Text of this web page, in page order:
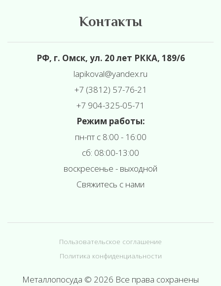
Контакты
РФ, г. Омск, ул. 20 лет РККА, 189/6
lapikoval@yandex.ru
+7 (3812) 57-76-21
+7 904-325-05-71
Режим работы:
пн-пт с 8:00 - 16:00
сб: 08:00-13:00
воскресенье - выходной
Свяжитесь с нами
Пользовательское соглашение
Политика конфиденциальности
Металлопосуда © 2026 Все права сохранены